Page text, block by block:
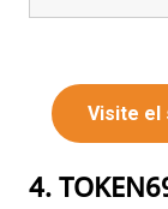
Visite el
4.